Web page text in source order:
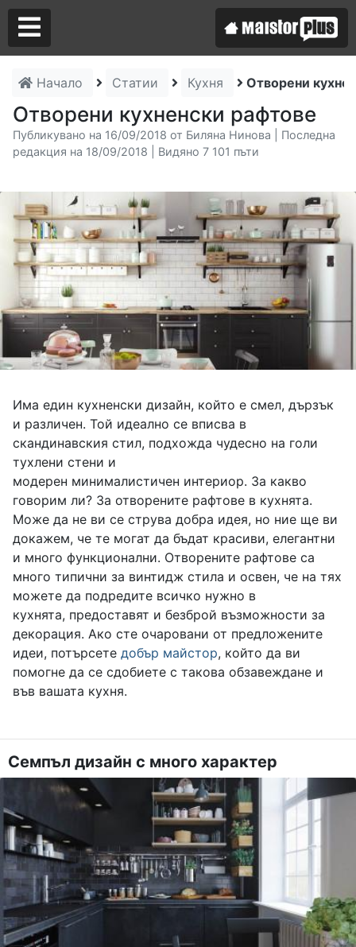
Начало Статии Кухня Отворени
Отворени кухненски рафтове
Публикувано на 16/09/2018 от Биляна Нинова | Последна
редакция на 18/09/2018 | Видяно 7 101 пъти
Има един кухненски дизайн, който е смел, дързък
и различен. Той идеално се вписва в
скандинавския стил, подхожда чудесно на голи
тухлени стени и
модерен минималистичен интериор. За какво
говорим ли? За отворените рафтове в кухнята.
Може да не ви се струва добра идея, но ние ще ви
докажем, че те могат да бъдат красиви, елегантни
и много функционални. Отворените рафтове са
много типични за винтидж стила и освен, че на тях
можете да подредите всичко нужно в
кухнята, предоставят и безброй възможности за
декорация. Ако сте очаровани от предложените
идеи, потърсете добър майстор, който да ви
помогне да се сдобиете с такова обзавеждане и
във вашата кухня.
Семпъл дизайн с много характер
Аз съм майстор
Търся майстор